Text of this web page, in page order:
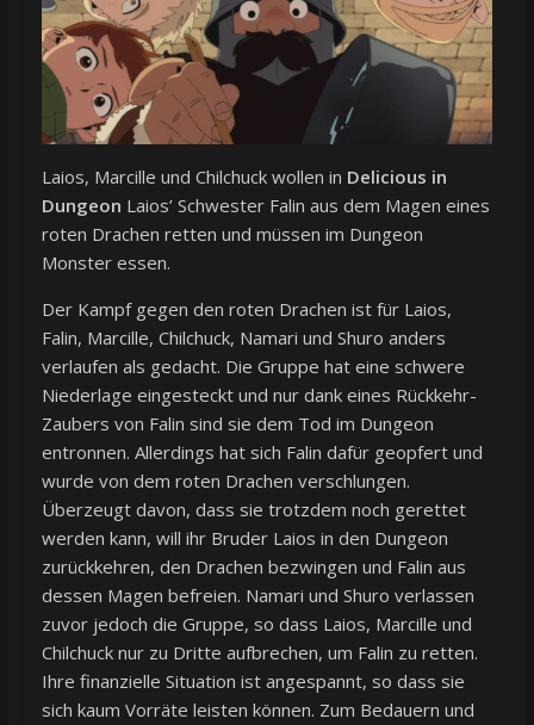
Laios, Marcille und Chilchuck wollen in Delicious in
Dungeon Laios’ Schwester Falin aus dem Magen eines
roten Drachen retten und müssen im Dungeon
Monster essen.
Der Kampf gegen den roten Drachen ist für Laios,
Falin, Marcille, Chilchuck, Namari und Shuro anders
verlaufen als gedacht. Die Gruppe hat eine schwere
Niederlage eingesteckt und nur dank eines Rückkehr-
Zaubers von Falin sind sie dem Tod im Dungeon
entronnen. Allerdings hat sich Falin dafür geopfert und
wurde von dem roten Drachen verschlungen.
Überzeugt davon, dass sie trotzdem noch gerettet
werden kann, will ihr Bruder Laios in den Dungeon
zurückkehren, den Drachen bezwingen und Falin aus
dessen Magen befreien. Namari und Shuro verlassen
zuvor jedoch die Gruppe, so dass Laios, Marcille und
Chilchuck nur zu Dritte aufbrechen, um Falin zu retten.
Ihre finanzielle Situation ist angespannt, so dass sie
sich kaum Vorräte leisten können. Zum Bedauern und